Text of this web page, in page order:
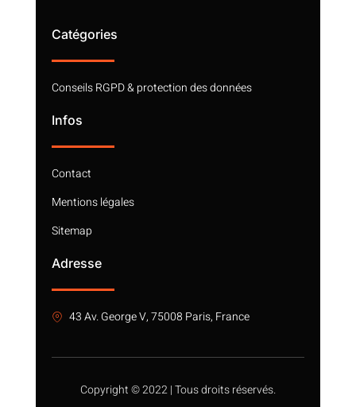
Catégories
Conseils RGPD & protection des données
Infos
Contact
Mentions légales
Sitemap
Adresse
43 Av. George V, 75008 Paris, France
Copyright © 2022 | Tous droits réservés.